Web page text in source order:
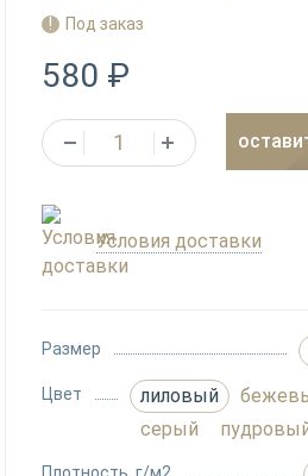
Под заказ
580 ₽
Условия доставки
Размер
Цвет лиловый
серый